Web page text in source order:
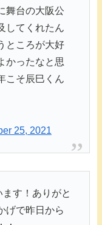
舞台の大阪公
してくれたん
ところが大好
かったなと思
こそ辰巳くん
25, 2021
す！ありがと
げで昨日から